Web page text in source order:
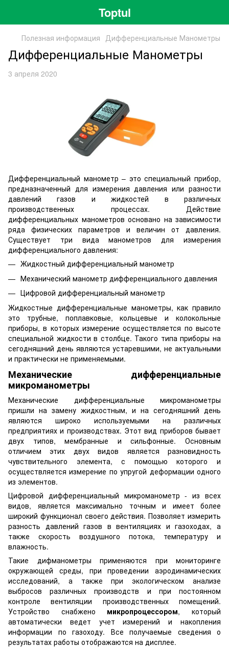
Toptul
Полезная информация Дифференциальные Манометры
Дифференциальные Манометры
3 апреля 2020
Дифференциальный манометр – это специальный прибор,
предназначенный для измерения давления или разности
давлений газов и жидкостей в различных
производственных процессах. Действие
дифференциальных манометров основано на зависимости
ряда физических параметров и величин от давления.
Существует три вида манометров для измерения
дифференциального давления:
Жидкостный дифференциальный манометр
Механический манометр дифференциального давления
Цифровой дифференциальный манометр
Жидкостные дифференциальные манометры, как правило
это трубные, поплавковые, кольцевые и колокольные
приборы, в которых измерение осуществляется по высоте
специальной жидкости в столбце. Такого типа приборы на
сегодняшний день являются устаревшими, не актуальными
и практически не применяемыми.
Механические дифференциальные
микроманометры
Механические дифференциальные микроманометры
пришли на замену жидкостным, и на сегодняшний день
являются широко используемыми на различных
предприятиях и производствах. Этот вид приборов бывает
двух типов, мембранные и сильфонные. Основным
отличием этих двух видов является разновидность
чувствительного элемента, с помощью которого и
осуществляется измерение по упругой деформации одного
из элементов.
Цифровой дифференциальный микроманометр - из всех
видов, является максимально точным и имеет более
широкий функционал своего действия. Позволяет измерить
разность давлений газов в вентиляциях и газоходах, а
также скорость воздушного потока, температуру и
влажность.
Такие дифманометры применяются при мониторинге
окружающей среды, при проведении аэродинамических
исследований, а также при экологическом анализе
выбросов различных производств и при постоянном
контроле вентиляции производственных помещений.
Устройство снабжено микропроцессором, который
автоматически ведет учет измерений и накопления
информации по газоходу. Все получаемые сведения о
результатах работы отображаются на дисплее.